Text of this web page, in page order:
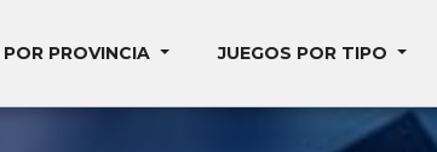
PROVINCIA JUEGOS POR TIPO